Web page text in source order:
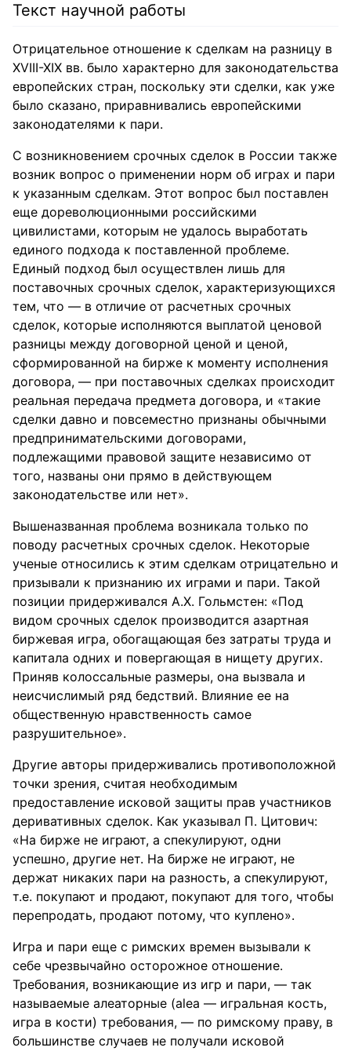
Текст научной работы
Отрицательное отношение к сделкам на разницу в
XVIII-XIX вв. было характерно для законодательства
европейских стран, поскольку эти сделки, как уже
было сказано, приравнивались европейскими
законодателями к пари.
С возникновением срочных сделок в России также
возник вопрос о применении норм об играх и пари
к указанным сделкам. Этот вопрос был поставлен
еще дореволюционными российскими
цивилистами, которым не удалось выработать
единого подхода к поставленной проблеме.
Единый подход был осуществлен лишь для
поставочных срочных сделок, характеризующихся
тем, что — в отличие от расчетных срочных
сделок, которые исполняются выплатой ценовой
разницы между договорной ценой и ценой,
сформированной на бирже к моменту исполнения
договора, — при поставочных сделках происходит
реальная передача предмета договора, и «такие
сделки давно и повсеместно признаны обычными
предпринимательскими договорами,
подлежащими правовой защите независимо от
того, названы они прямо в действующем
законодательстве или нет».
Вышеназванная проблема возникала только по
поводу расчетных срочных сделок. Некоторые
ученые относились к этим сделкам отрицательно и
призывали к признанию их играми и пари. Такой
позиции придерживался А.Х. Гольмстен: «Под
видом срочных сделок производится азартная
биржевая игра, обогащающая без затраты труда и
капитала одних и повергающая в нищету других.
Приняв колоссальные размеры, она вызвала и
неисчислимый ряд бедствий. Влияние ее на
общественную нравственность самое
разрушительное».
Другие авторы придерживались противоположной
точки зрения, считая необходимым
предоставление исковой защиты прав участников
деривативных сделок. Как указывал П. Цитович:
«На бирже не играют, а спекулируют, одни
успешно, другие нет. На бирже не играют, не
держат никаких пари на разность, а спекулируют,
т.е. покупают и продают, покупают для того, чтобы
перепродать, продают потому, что куплено».
Игра и пари еще с римских времен вызывали к
себе чрезвычайно осторожное отношение.
Требования, возникающие из игр и пари, — так
называемые алеаторные (alea — игральная кость,
игра в кости) требования, — по римскому праву, в
большинстве случаев не получали исковой